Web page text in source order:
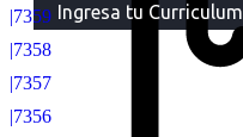
Ingresa tu Curriculum
|7359
|7358
|7357
|7356